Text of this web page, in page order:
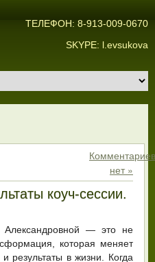
ТЕЛЕФОН: 8-913-009-0670
SKYPE: l.evsukova
Комментариев
нет »
коуч-сессии.
— это не
которая меняет
результаты в жизни. Когда